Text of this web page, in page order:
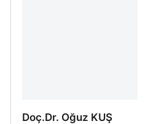
Doç.Dr. Oğuz KUŞ